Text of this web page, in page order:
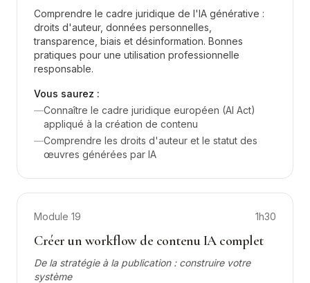
Comprendre le cadre juridique de l'IA générative :
droits d'auteur, données personnelles,
transparence, biais et désinformation. Bonnes
pratiques pour une utilisation professionnelle
responsable.
Vous saurez :
—Connaître le cadre juridique européen (AI Act)
appliqué à la création de contenu
—Comprendre les droits d'auteur et le statut des
œuvres générées par IA
Module 19 1h30
Créer un workflow de contenu IA complet
De la stratégie à la publication : construire votre
système